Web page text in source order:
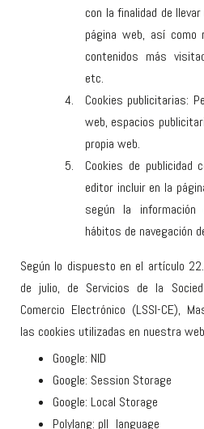
con la finalidad de
página web, así
contenidos más
etc.
Cookies publicitarias:
web, espacios
propia web.
Cookies de publicidad
editor incluir en la
según la
hábitos de navegación
Según lo dispuesto en el artículo
de julio, de Servicios de la
Comercio Electrónico (LSSI-CE),
las cookies utilizadas en nuestra
Google: NID
Google: Session Storage
Google: Local Storage
Polylang: pll_language